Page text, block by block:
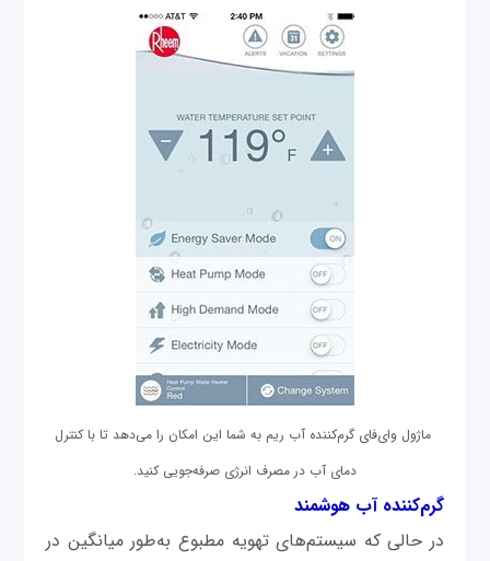
ماژول وای‌فای گرم‌کننده آب ریم به شما این امکان را می‌دهد تا با کنترل
دمای آب در مصرف انرژی صرفه‌جویی کنید.
گرم‌کننده‌ آب هوشمند
در حالی که سیستم‌های تهویه مطبوع به‌طور میانگین در